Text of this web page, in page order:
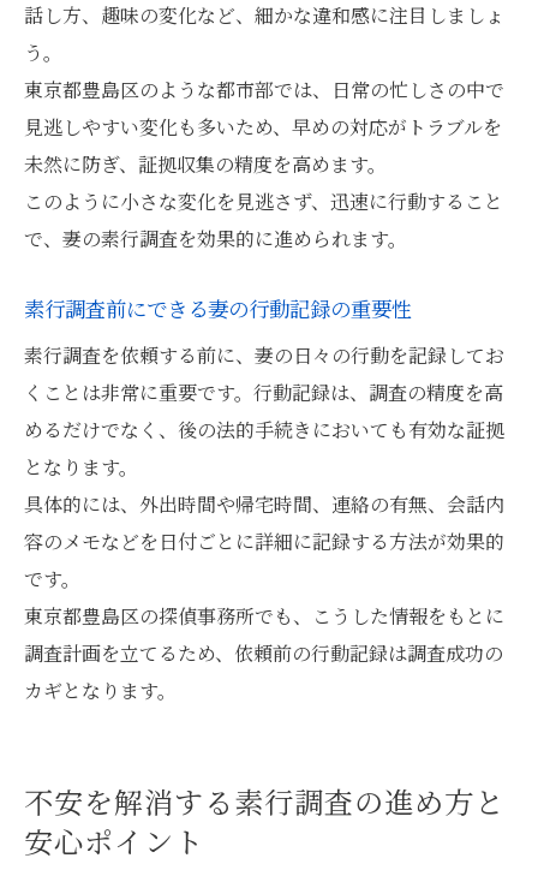
話し方、趣味の変化など、細かな違和感に注目しましょ
う。
東京都豊島区のような都市部では、日常の忙しさの中で
見逃しやすい変化も多いため、早めの対応がトラブルを
未然に防ぎ、証拠収集の精度を高めます。
このように小さな変化を見逃さず、迅速に行動すること
で、妻の素行調査を効果的に進められます。
素行調査前にできる妻の行動記録の重要性
素行調査を依頼する前に、妻の日々の行動を記録してお
くことは非常に重要です。行動記録は、調査の精度を高
めるだけでなく、後の法的手続きにおいても有効な証拠
となります。
具体的には、外出時間や帰宅時間、連絡の有無、会話内
容のメモなどを日付ごとに詳細に記録する方法が効果的
です。
東京都豊島区の探偵事務所でも、こうした情報をもとに
調査計画を立てるため、依頼前の行動記録は調査成功の
カギとなります。
不安を解消する素行調査の進め方と
安心ポイント